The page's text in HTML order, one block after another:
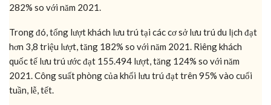
282% so với năm 2021.
Trong đó, tổng lượt khách lưu trú tại các cơ sở lưu trú du lịch đạt
hơn 3,8 triệu lượt, tăng 182% so với năm 2021. Riêng khách
quốc tế lưu trú ước đạt 155.494 lượt, tăng 124% so với năm
2021. Công suất phòng của khối lưu trú đạt trên 95% vào cuối
tuần, lễ, tết.